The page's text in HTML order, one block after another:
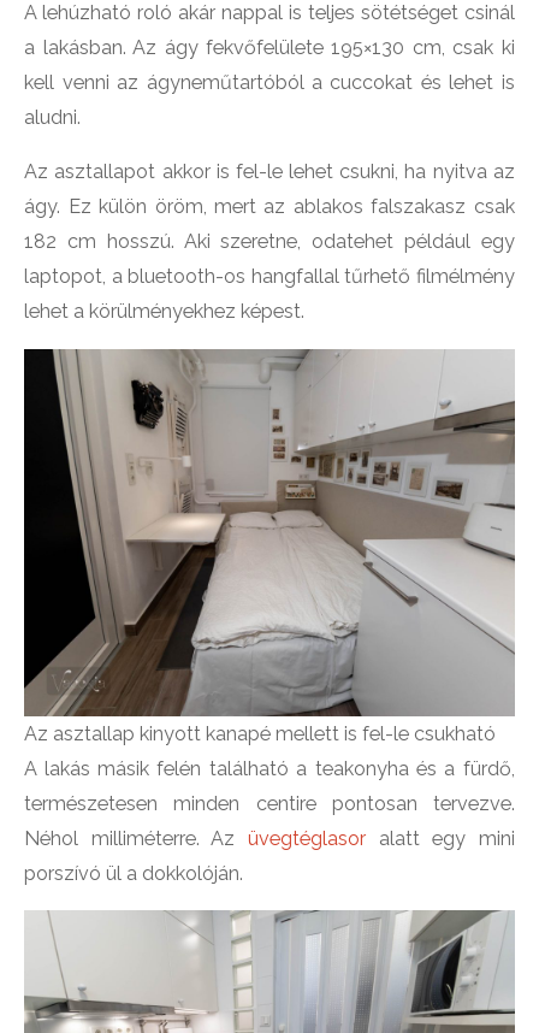
A lehúzható roló akár nappal is teljes sötétséget csinál
a lakásban. Az ágy fekvőfelülete 195×130 cm, csak ki
kell venni az ágyneműtartóból a cuccokat és lehet is
aludni.
Az asztallapot akkor is fel-le lehet csukni, ha nyitva az
ágy. Ez külön öröm, mert az ablakos falszakasz csak
182 cm hosszú. Aki szeretne, odatehet például egy
laptopot, a bluetooth-os hangfallal tűrhető filmélmény
lehet a körülményekhez képest.
Az asztallap kinyott kanapé mellett is fel-le csukható
A lakás másik felén található a teakonyha és a fürdő,
természetesen minden centire pontosan tervezve.
Néhol milliméterre. Az üvegtéglasor alatt egy mini
porszívó ül a dokkolóján.